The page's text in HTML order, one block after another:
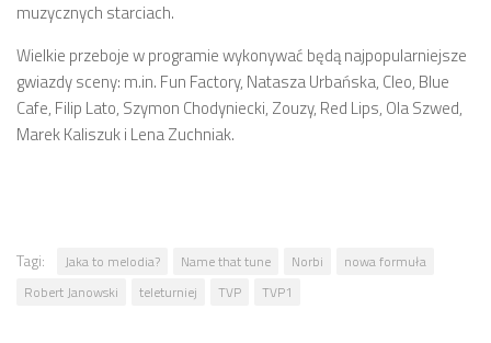
muzycznych starciach.
Wielkie przeboje w programie wykonywać będą najpopularniejsze
gwiazdy sceny: m.in. Fun Factory, Natasza Urbańska, Cleo, Blue
Cafe, Filip Lato, Szymon Chodyniecki, Zouzy, Red Lips, Ola Szwed,
Marek Kaliszuk i Lena Zuchniak.
Tagi: Jaka to melodia? Name that tune Norbi
nowa formuła
Robert Janowski
teleturniej TVP TVP1